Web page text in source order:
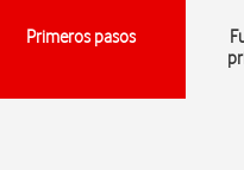
Primeros pasos